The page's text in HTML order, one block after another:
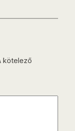
kötelező